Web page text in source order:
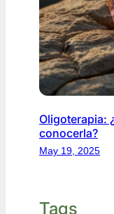
Oligoterapia:
conocerla?
May 19, 2025
Tags